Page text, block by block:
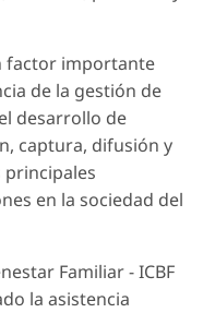
factor importante
de la gestión de
desarrollo de
captura, difusión y
principales
en la sociedad del
Familiar - ICBF
la asistencia